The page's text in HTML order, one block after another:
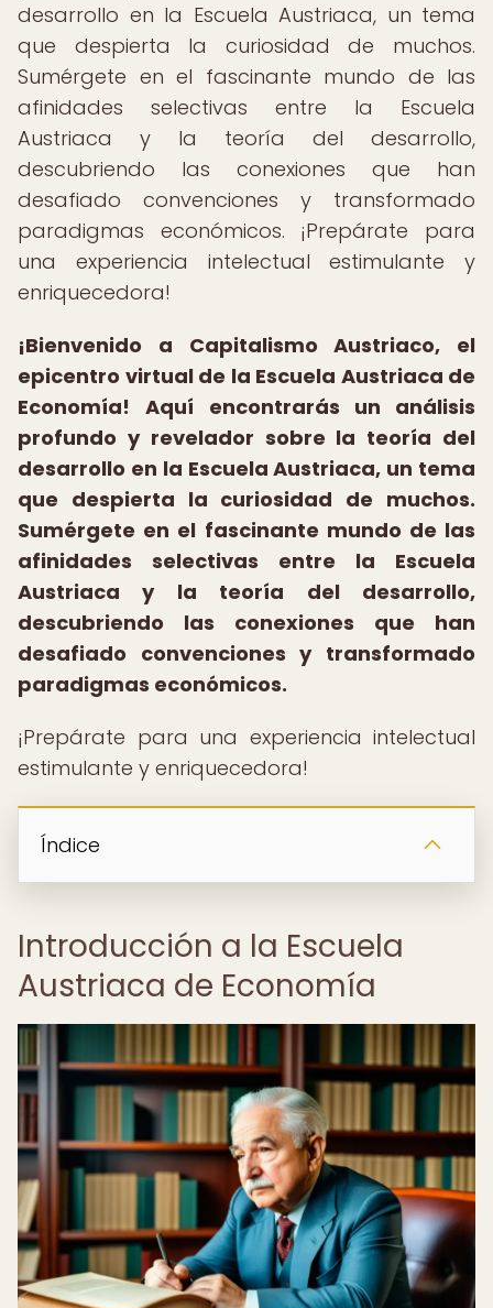
desarrollo en la Escuela Austriaca, un tema
que despierta la curiosidad de muchos.
Sumérgete en el fascinante mundo de las
afinidades selectivas entre la Escuela
Austriaca y la teoría del desarrollo,
descubriendo las conexiones que han
desafiado convenciones y transformado
paradigmas económicos. ¡Prepárate para
una experiencia intelectual estimulante y
enriquecedora!
¡Bienvenido a Capitalismo Austriaco, el
epicentro virtual de la Escuela Austriaca de
Economía!
Aquí encontrarás un análisis
profundo y revelador sobre la teoría del
desarrollo en la Escuela Austriaca, un tema
que despierta la curiosidad de muchos.
Sumérgete en el fascinante mundo de las
afinidades selectivas entre la Escuela
Austriaca y la teoría del desarrollo,
descubriendo las conexiones que han
desafiado convenciones y transformado
paradigmas económicos.
¡Prepárate para una experiencia intelectual
estimulante y enriquecedora!
Índice
Introducción a la Escuela
Austriaca de Economía